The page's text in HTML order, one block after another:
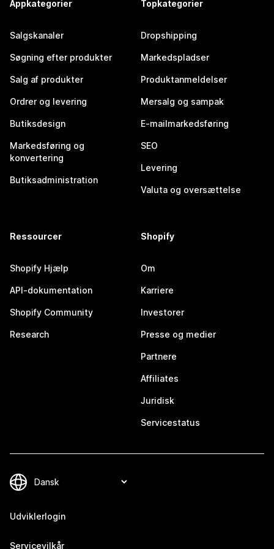
Appkategorier
Salgskanaler
Søgning efter produkter
Salg af produkter
Ordrer og levering
Butiksdesign
Markedsføring og
konvertering
Butiksadministration
Topkategorier
Dropshipping
Markedspladser
Produktanmeldelser
Mersalg og sampak
E-mailmarkedsføring
SEO
Levering
Valuta og oversættelse
Ressourcer
Shopify Hjælp
API-dokumentation
Shopify Community
Research
Shopify
Om
Karriere
Investorer
Presse og medier
Partnere
Affiliates
Juridisk
Servicestatus
Udviklerlogin
Servicevilkår